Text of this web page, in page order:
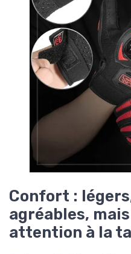
Confort :
agréables, mais
attention à la